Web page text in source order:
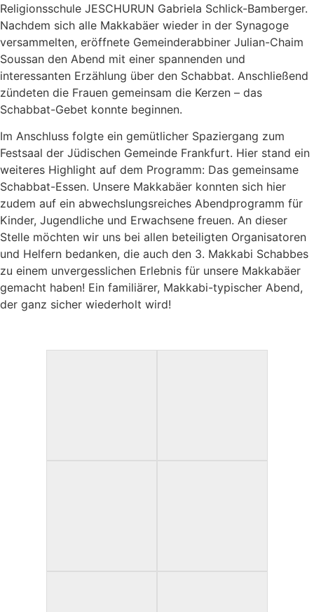
Religionsschule JESCHURUN Gabriela Schlick-Bamberger.
Nachdem sich alle Makkabäer wieder in der Synagoge
versammelten, eröffnete Gemeinderabbiner Julian-Chaim
Soussan den Abend mit einer spannenden und
interessanten Erzählung über den Schabbat. Anschließend
zündeten die Frauen gemeinsam die Kerzen – das
Schabbat-Gebet konnte beginnen.
Im Anschluss folgte ein gemütlicher Spaziergang zum
Festsaal der Jüdischen Gemeinde Frankfurt. Hier stand ein
weiteres Highlight auf dem Programm: Das gemeinsame
Schabbat-Essen. Unsere Makkabäer konnten sich hier
zudem auf ein abwechslungsreiches Abendprogramm für
Kinder, Jugendliche und Erwachsene freuen. An dieser
Stelle möchten wir uns bei allen beteiligten Organisatoren
und Helfern bedanken, die auch den 3. Makkabi Schabbes
zu einem unvergesslichen Erlebnis für unsere Makkabäer
gemacht haben! Ein familiärer, Makkabi-typischer Abend,
der ganz sicher wiederholt wird!